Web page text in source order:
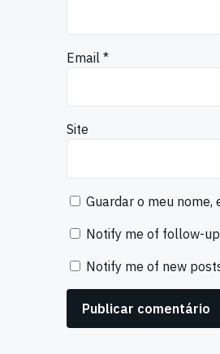
Email *
Site
Guardar o meu nome,
Notify me of follow-
Notify me of new